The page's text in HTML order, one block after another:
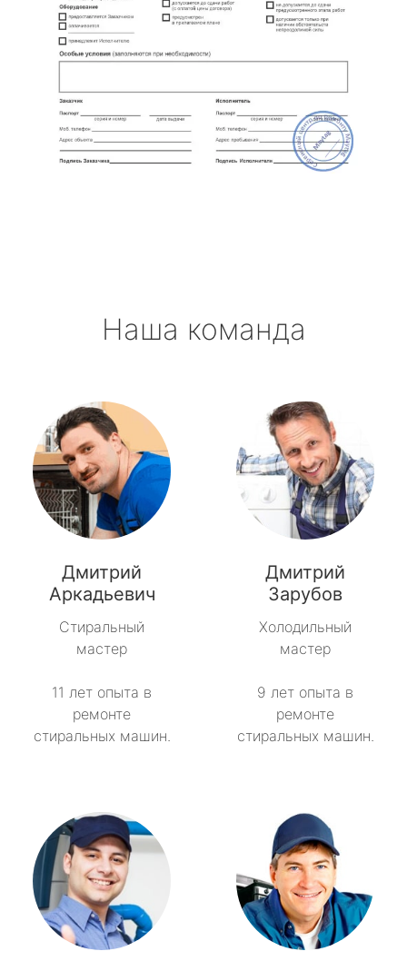
Наша команда
Дмитрий
Аркадьевич
Стиральный
мастер
11 лет опыта в
ремонте
стиральных машин.
Дмитрий
Зарубов
Холодильный
мастер
9 лет опыта в
ремонте
стиральных машин.